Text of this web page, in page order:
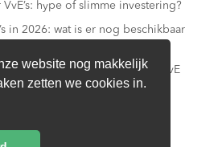
website nog makkelijk
zetten we cookies in.
hype of slimme investering?
in 2026: wat is er nog beschikbaar
hoe voorkomt een VvE
van de installatie?
is dat realistisch voor een